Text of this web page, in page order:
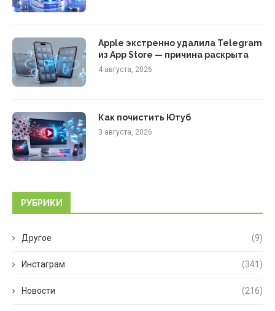
Apple экстренно удалила Telegram
из App Store — причина раскрыта
4 августа, 2026
Как почистить Ютуб
3 августа, 2026
РУБРИКИ
Другое (9)
Инстаграм (341)
Новости (216)